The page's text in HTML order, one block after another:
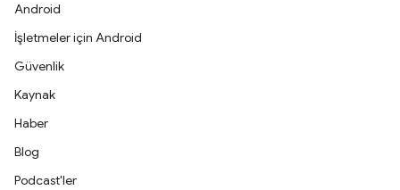
Android
İşletmeler için Android
Güvenlik
Kaynak
Haber
Blog
Podcast'ler